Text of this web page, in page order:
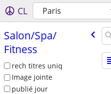
CL Paris
Salon/​Spa/​
Fitness
rech titres uniq
Image jointe
publié jour